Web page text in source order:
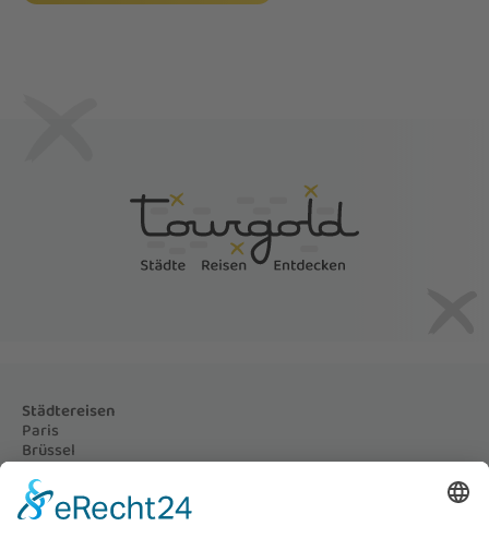
Städtereisen
Paris
Brüssel
Prag
Nizza und Monaco
London